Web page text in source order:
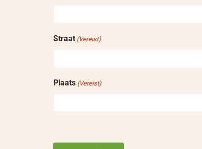
Straat (Vereist)
Plaats (Vereist)